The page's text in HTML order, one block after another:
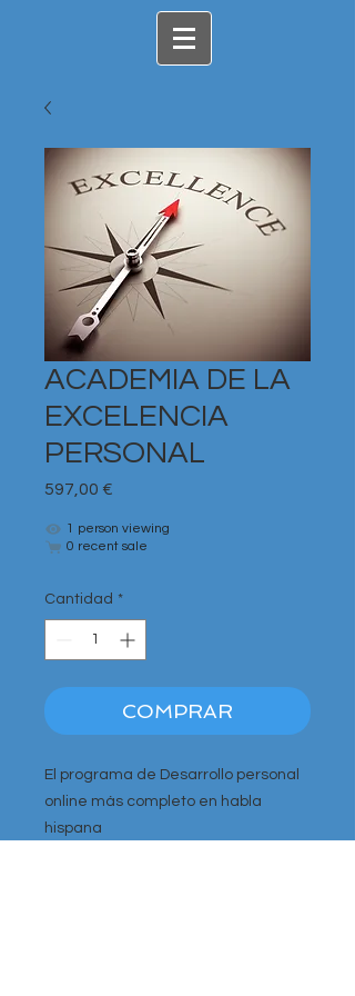
ACADEMIA DE LA
EXCELENCIA
PERSONAL
597,00 €
1 person viewing
0 recent sale
Cantidad *
COMPRAR
El programa de Desarrollo personal
online más completo en habla
hispana